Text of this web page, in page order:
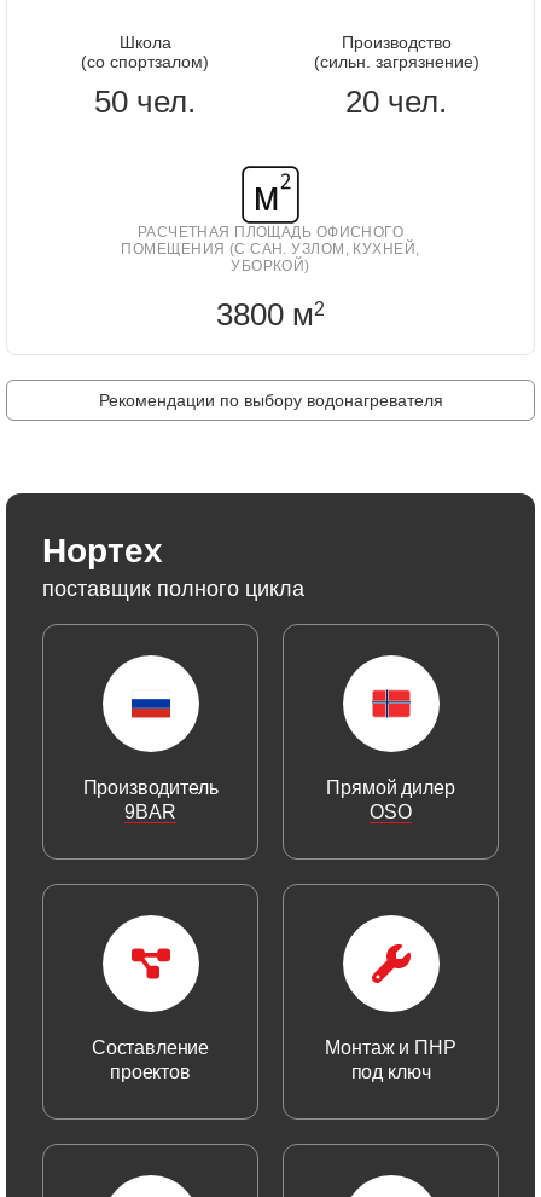
Школа
(со спортзалом)
50 чел.
Производство
(сильн. загрязнение)
20 чел.
РАСЧЕТНАЯ ПЛОЩАДЬ ОФИСНОГО
ПОМЕЩЕНИЯ (С САН. УЗЛОМ, КУХНЕЙ,
УБОРКОЙ)
3800 м2
Рекомендации по выбору водонагревателя
Нортех
поставщик полного цикла
Производитель
9BAR
Прямой дилер
OSO
Составление
проектов
Монтаж и ПНР
под ключ